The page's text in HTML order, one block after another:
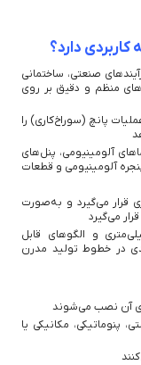
دارد؟
صنعتی، ساختمانی
منظم و دقیق بر روی
پانچ (سوراخ‌کاری) را
آلومینیومی، پنل‌های
آلومینیومی و قطعات
قرار می‌گیرد و به‌صورت
می‌گیرد
و الگوهای قابل
در خطوط تولید مدرن
آن نصب می‌شوند
پنوماتیکی، مکانیکی یا